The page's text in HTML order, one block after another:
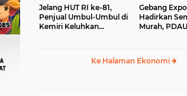
Jelang HUT RI ke-81,
Penjual Umbul-Umbul di
Kemiri Keluhkan
Gebang
Hadirkan
Murah,
Ke Halaman Ekonomi